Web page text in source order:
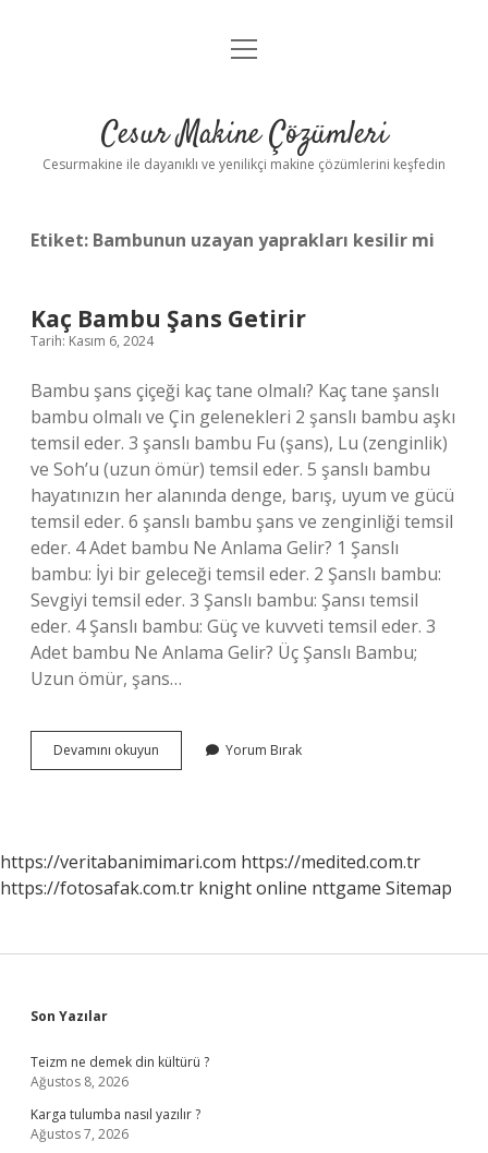
Anasayfa
Yasal Uyarı
menüyü
Cesur Makine Çözümleri
Cesurmakine ile dayanıklı ve yenilikçi makine çözümlerini keşfedin
Etiket: Bambunun uzayan yaprakları kesilir mi
Kaç Bambu Şans Getirir
Tarih: Kasım 6, 2024
Bambu şans çiçeği kaç tane olmalı? Kaç tane şanslı
bambu olmalı ve Çin gelenekleri 2 şanslı bambu aşkı
temsil eder. 3 şanslı bambu Fu (şans), Lu (zenginlik)
ve Soh’u (uzun ömür) temsil eder. 5 şanslı bambu
hayatınızın her alanında denge, barış, uyum ve gücü
temsil eder. 6 şanslı bambu şans ve zenginliği temsil
eder. 4 Adet bambu Ne Anlama Gelir? 1 Şanslı
bambu: İyi bir geleceği temsil eder. 2 Şanslı bambu:
Sevgiyi temsil eder. 3 Şanslı bambu: Şansı temsil
eder. 4 Şanslı bambu: Güç ve kuvveti temsil eder. 3
Adet bambu Ne Anlama Gelir? Üç Şanslı Bambu;
Uzun ömür, şans…
Devamını okuyun
Bambu
Yorum Bırak
https://veritabanimimari.com https://medited.com.tr
https://fotosafak.com.tr knight online nttgame Sitemap
Sidebar
Son Yazılar
Teizm ne demek din kültürü ?
Ağustos 8, 2026
Karga tulumba nasıl yazılır ?
Ağustos 7, 2026